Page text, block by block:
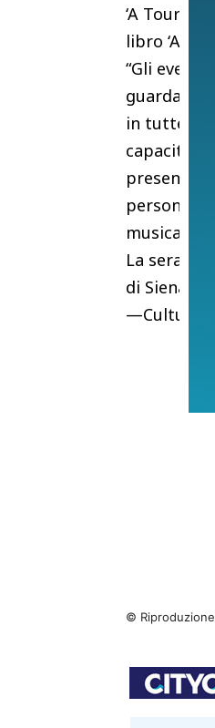
‘A Tour
libro ‘A
“Gli
guardare
in tutte le
capacità di
musica,
La serata
di Siena-
—Cultura
©